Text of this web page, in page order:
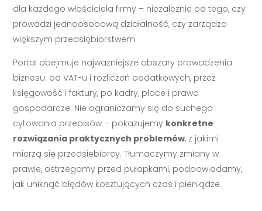
dla każdego właściciela firmy – niezależnie od tego, czy
prowadzi jednoosobową działalność, czy zarządza
większym przedsiębiorstwem.
Portal obejmuje najważniejsze obszary prowadzenia
biznesu: od VAT-u i rozliczeń podatkowych, przez
księgowość i faktury, po kadry, płace i prawo
gospodarcze. Nie ograniczamy się do suchego
cytowania przepisów – pokazujemy konkretne
rozwiązania praktycznych problemów, z jakimi
mierzą się przedsiębiorcy. Tłumaczymy zmiany w
prawie, ostrzegamy przed pułapkami, podpowiadamy,
jak uniknąć błędów kosztujących czas i pieniądze.